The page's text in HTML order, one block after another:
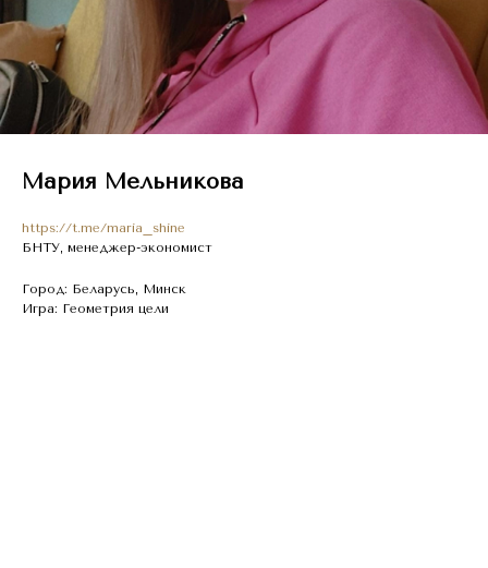
Мария Мельникова
https://t.me/maria_shine
БНТУ, менеджер-экономист
Город: Беларусь, Минск
Игра: Геометрия цели